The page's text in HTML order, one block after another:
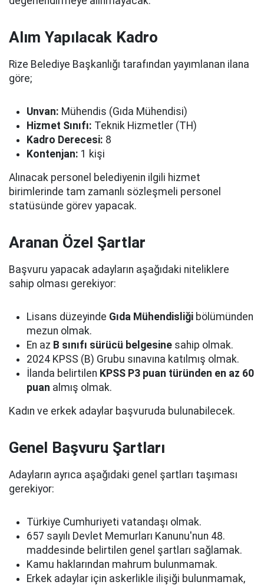
Alım Yapılacak Kadro
Rize Belediye Başkanlığı tarafından yayımlanan ilana
göre;
Unvan: Mühendis (Gıda Mühendisi)
Hizmet Sınıfı: Teknik Hizmetler (TH)
Kadro Derecesi: 8
Kontenjan: 1 kişi
Alınacak personel belediyenin ilgili hizmet
birimlerinde tam zamanlı sözleşmeli personel
statüsünde görev yapacak.
Aranan Özel Şartlar
Başvuru yapacak adayların aşağıdaki niteliklere
sahip olması gerekiyor:
Lisans düzeyinde Gıda Mühendisliği bölümünden
mezun olmak.
En az B sınıfı sürücü belgesine sahip olmak.
2024 KPSS (B) Grubu sınavına katılmış olmak.
İlanda belirtilen KPSS P3 puan türünden en az 60
puan almış olmak.
Kadın ve erkek adaylar başvuruda bulunabilecek.
Genel Başvuru Şartları
Adayların ayrıca aşağıdaki genel şartları taşıması
gerekiyor:
Türkiye Cumhuriyeti vatandaşı olmak.
657 sayılı Devlet Memurları Kanunu'nun 48.
maddesinde belirtilen genel şartları sağlamak.
Kamu haklarından mahrum bulunmamak.
Erkek adaylar için askerlikle ilişiği bulunmamak,